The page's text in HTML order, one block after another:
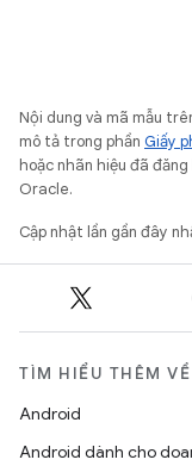
Nội dung và mã mẫu
mô tả trong phần Giấy
hoặc nhãn hiệu đã
Oracle.
Cập nhật lần gần đây
TÌM HIỂU THÊM
Android
Android dành cho